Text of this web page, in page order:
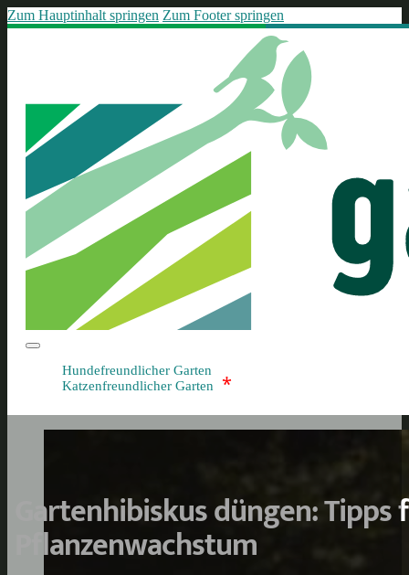
Zum Hauptinhalt springen Zum Footer springen
Hundefreundlicher Garten
Katzenfreundlicher Garten
*
Gartenhibiskus düngen:
Pflanzenwachstum